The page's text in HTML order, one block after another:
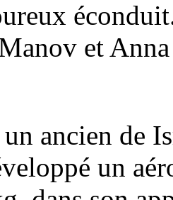
et
ancien de
un